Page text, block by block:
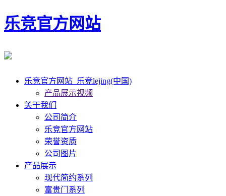
乐竞官方网站
乐竞官方网站_乐竞lejing(中国)
产品展示视频
关于我们
公司简介
乐竞官方网站
荣誉资质
公司图片
产品展示
现代简约系列
富贵门系列